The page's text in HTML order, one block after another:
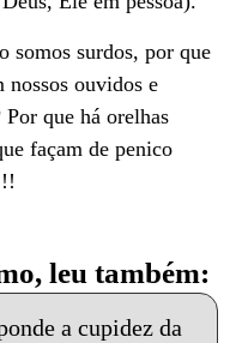
somos surdos, por que
nossos ouvidos e
que há orelhas
façam de penico
leu também:
a cupidez da